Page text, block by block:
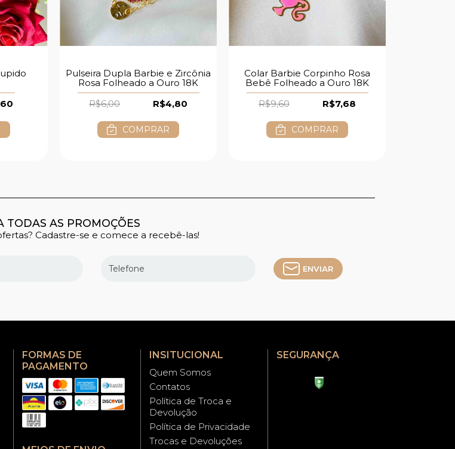
Pulseira Dupla Barbie e Zircônia
Rosa Folheado a Ouro 18K
R$6,00
R$4,80
COMPRAR
Colar Barbie Corpinho Rosa
Bebê Folheado a Ouro 18K
R$9,60
R$7,68
COMPRAR
TODAS AS PROMOÇÕES
Cadastre-se e comece a recebê-las!
ENVIAR
FORMAS DE
PAGAMENTO
INSITUCIONAL
Quem Somos
Contatos
Política de Troca e
Devolução
Política de Privacidade
Trocas e Devoluções
SEGURANÇA